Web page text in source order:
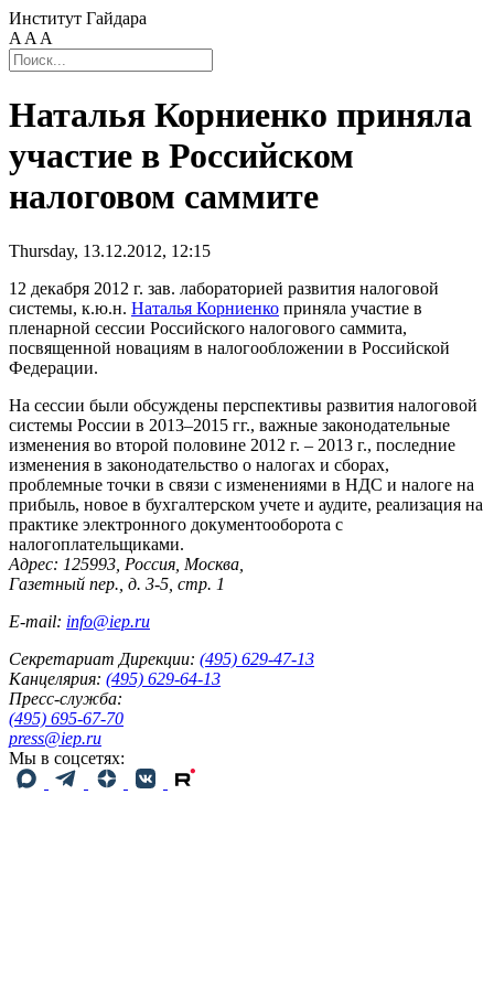
Институт Гайдара
A A A
Наталья Корниенко приняла
участие в Российском
налоговом саммите
Thursday, 13.12.2012, 12:15
12 декабря 2012 г. зав. лабораторией развития налоговой
системы, к.ю.н. Наталья Корниенко приняла участие в
пленарной сессии Российского налогового саммита,
посвященной новациям в налогообложении в Российской
Федерации.
На сессии были обсуждены перспективы развития налоговой
системы России в 2013–2015 гг., важные законодательные
изменения во второй половине 2012 г. – 2013 г., последние
изменения в законодательство о налогах и сборах,
проблемные точки в связи с изменениями в НДС и налоге на
прибыль, новое в бухгалтерском учете и аудите, реализация на
практике электронного документооборота с
налогоплательщиками.
Адрес: 125993, Россия, Москва,
Газетный пер., д. 3-5, стр. 1
E-mail: info@iep.ru
Секретариат Дирекции: (495) 629-47-13
Канцелярия: (495) 629-64-13
Пресс-служба:
(495) 695-67-70
press@iep.ru
Мы в соцсетях: